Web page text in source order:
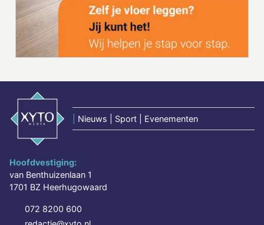
Nieuws | Sport | Evenementen
Hoofdvestiging:
van Benthuizenlaan 1
1701 BZ Heerhugowaard
072 8200 600